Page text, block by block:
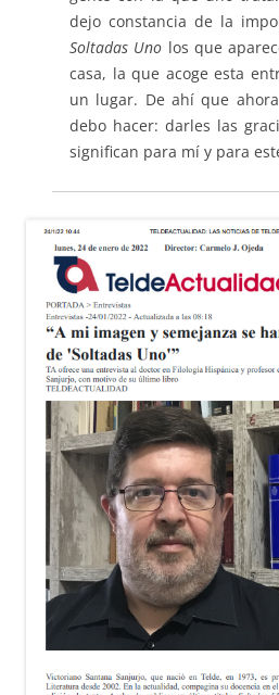
dejo constancia de la
Soltadas Uno los que
casa, la que acoge esta
un lugar. De ahí que
debo hacer: darles las
significan para mí y para